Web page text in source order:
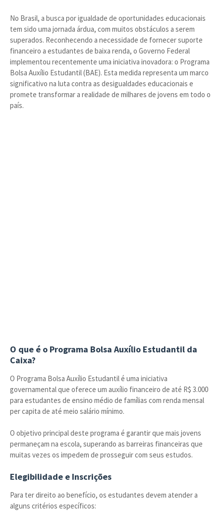
No Brasil, a busca por igualdade de oportunidades educacionais
tem sido uma jornada árdua, com muitos obstáculos a serem
superados. Reconhecendo a necessidade de fornecer suporte
financeiro a estudantes de baixa renda, o Governo Federal
implementou recentemente uma iniciativa inovadora: o Programa
Bolsa Auxílio Estudantil (BAE). Esta medida representa um marco
significativo na luta contra as desigualdades educacionais e
promete transformar a realidade de milhares de jovens em todo o
país.
O que é o Programa Bolsa Auxílio Estudantil da
Caixa?
O Programa Bolsa Auxílio Estudantil é uma iniciativa
governamental que oferece um auxílio financeiro de até R$ 3.000
para estudantes de ensino médio de famílias com renda mensal
per capita de até meio salário mínimo.
O objetivo principal deste programa é garantir que mais jovens
permaneçam na escola, superando as barreiras financeiras que
muitas vezes os impedem de prosseguir com seus estudos.
Elegibilidade e Inscrições
Para ter direito ao benefício, os estudantes devem atender a
alguns critérios específicos: